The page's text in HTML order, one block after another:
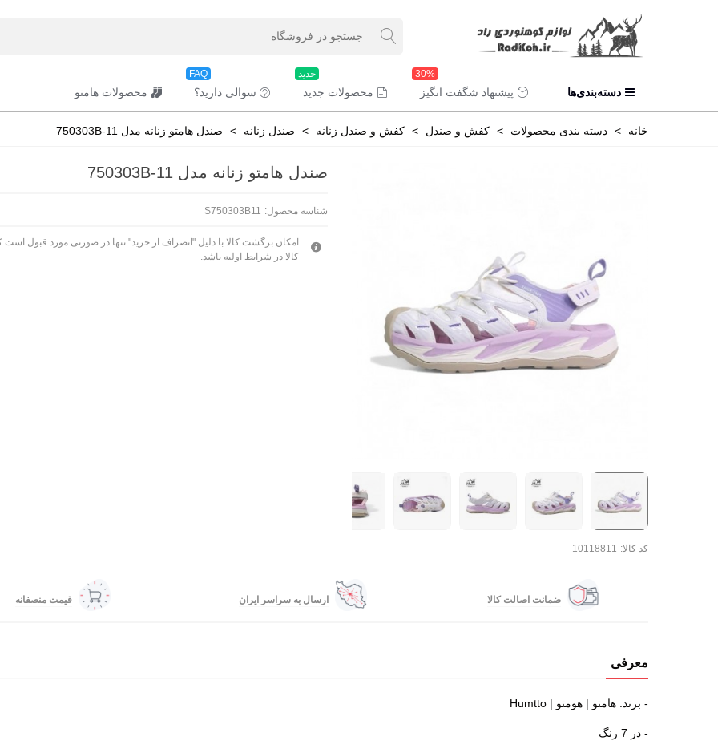
دسته‌بندی‌ها پیشنهاد شگفت انگیز
30%
محصولات جدید
جدید
سوالی دارید؟
FAQ
محصولات هامتو
خانه > دسته بندی محصولات > کفش و صندل > کفش و صندل زنانه > صندل زنانه > صندل هامتو زنانه مدل 750303B-11
کد کالا: 10118811
صندل هامتو زنانه مدل 750303B-11
شناسه محصول: S750303B11
امکان برگشت کالا با دلیل "انصراف از خرید" تنها در صورتی مورد قبول است
کالا در شرایط اولیه باشد.
ضمانت اصالت کالا ارسال به سراسر ایران قیمت منصفانه
معرفی
- برند: هامتو | هومتو | Humtto
- در 7 رنگ